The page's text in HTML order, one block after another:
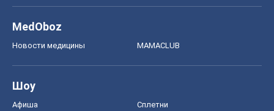
MedOboz
Новости медицины MAMACLUB
Шоу
Афиша Сплетни